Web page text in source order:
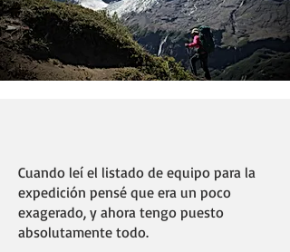
Cuando leí el listado de equipo para la
expedición pensé que era un poco
exagerado, y ahora tengo puesto
absolutamente todo.